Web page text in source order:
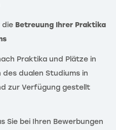
die Betreuung Ihrer Praktika
Praktika und Plätze in
des dualen Studiums in
zur Verfügung gestellt
Sie bei Ihren Bewerbungen